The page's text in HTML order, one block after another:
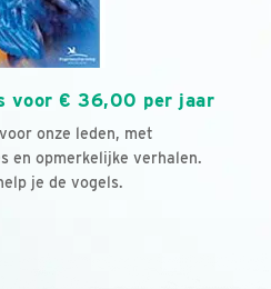
voor € 36,00 per jaar
onze leden, met
en opmerkelijke verhalen.
je de vogels.